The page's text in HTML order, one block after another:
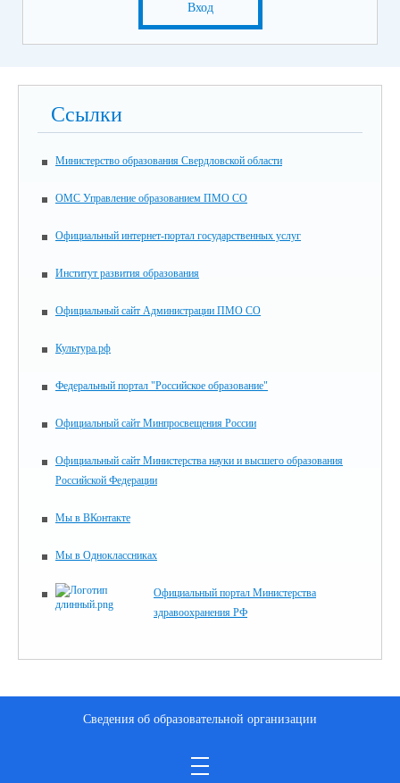
Вход
Ссылки
Министерство образования Свердловской области
ОМС Управление образованием ПМО СО
Официальный интернет-портал государственных услуг
Институт развития образования
Официальный сайт Администрации ПМО СО
Культура.рф
Федеральный портал "Российское образование"
Официальный сайт Минпросвещения России
Официальный сайт Министерства науки и высшего образования
Российской Федерации
Мы в ВКонтакте
Мы в Одноклассниках
Официальный портал Министерства
здравоохранения РФ
Сведения об образовательной организации